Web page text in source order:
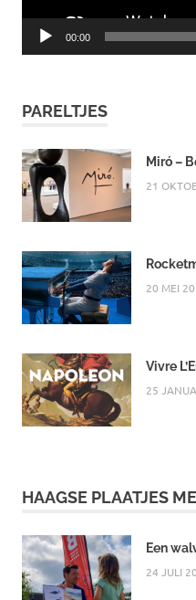
00:00
PARELTJES
Miró –
21
20 MEI
Vivre
25
HAAGSE PLAATJES
Een
24 JULI